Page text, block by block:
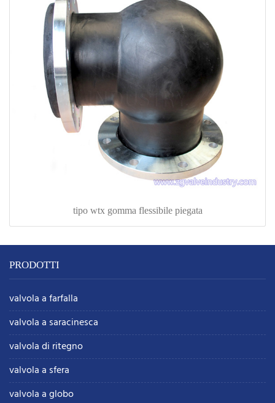
tipo wtx gomma flessibile piegata
PRODOTTI
valvola a farfalla
valvola a saracinesca
valvola di ritegno
valvola a sfera
valvola a globo